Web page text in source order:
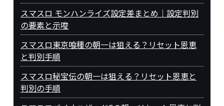
スマスロ モンハンライズ設定差まとめ｜設定判別
の要素と示唆
スマスロ東京喰種の朝一は狙える？リセット恩恵
と判別手順
スマスロ秘宝伝の朝一は狙える？リセット恩恵と
判別の手順